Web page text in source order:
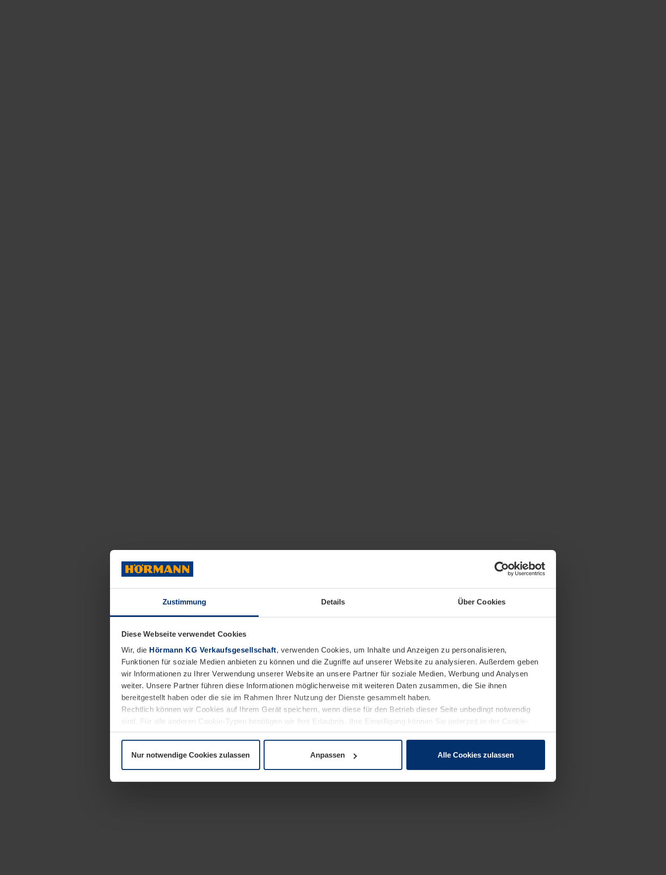
Zustimmung Details Über Cookies
Diese Webseite verwendet Cookies
Wir, die Hörmann KG Verkaufsgesellschaft, verwenden Cookies, um Inhalte und Anzeigen zu personalisieren,
Funktionen für soziale Medien anbieten zu können und die Zugriffe auf unserer Website zu analysieren. Außerdem geben
wir Informationen zu Ihrer Verwendung unserer Website an unsere Partner für soziale Medien, Werbung und Analysen
weiter. Unsere Partner führen diese Informationen möglicherweise mit weiteren Daten zusammen, die Sie ihnen
bereitgestellt haben oder die sie im Rahmen Ihrer Nutzung der Dienste gesammelt haben.
Rechtlich können wir Cookies auf Ihrem Gerät speichern, wenn diese für den Betrieb dieser Seite unbedingt notwendig
sind. Für alle anderen Cookie-Typen benötigen wir Ihre Erlaubnis. Ihre Einwilligung können Sie jederzeit in der Cookie-
Erläuterung auf der SeiteDatenschutzerklärungunserer Website ändern oder widerrufen.
Nur notwendige Cookies zulassen Anpassen Alle Cookies zulassen